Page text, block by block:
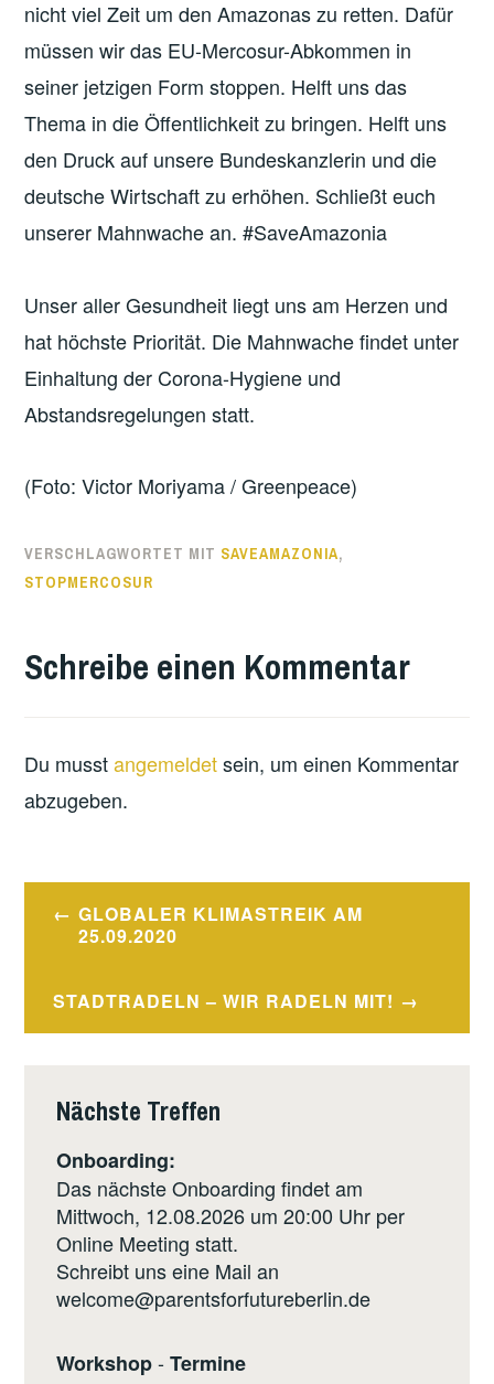
nicht viel Zeit um den Amazonas zu retten. Dafür
müssen wir das EU-Mercosur-Abkommen in
seiner jetzigen Form stoppen. Helft uns das
Thema in die Öffentlichkeit zu bringen. Helft uns
den Druck auf unsere Bundeskanzlerin und die
deutsche Wirtschaft zu erhöhen. Schließt euch
unserer Mahnwache an. #SaveAmazonia
Unser aller Gesundheit liegt uns am Herzen und
hat höchste Priorität. Die Mahnwache findet unter
Einhaltung der Corona-Hygiene und
Abstandsregelungen statt.
(Foto: Victor Moriyama / Greenpeace)
VERSCHLAGWORTET MIT SAVEAMAZONIA,
STOPMERCOSUR
Schreibe einen Kommentar
Du musstangemeldetsein, um einen Kommentar
abzugeben.
Beitragsnavigation
GLOBALER KLIMASTREIK AM
25.09.2020
STADTRADELN – WIR RADELN MIT!
Nächste Treffen
Onboarding:
Das nächste Onboarding findet am
Mittwoch, 12.08.2026 um 20:00 Uhr per
Online Meeting statt.
Schreibt uns eine Mail an
welcome@parentsforfutureberlin.de
Workshop-Termine